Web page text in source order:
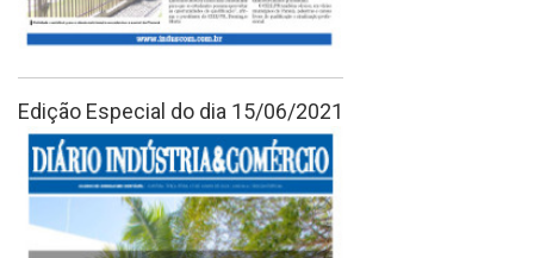
Edição Especial do dia 15/06/2021